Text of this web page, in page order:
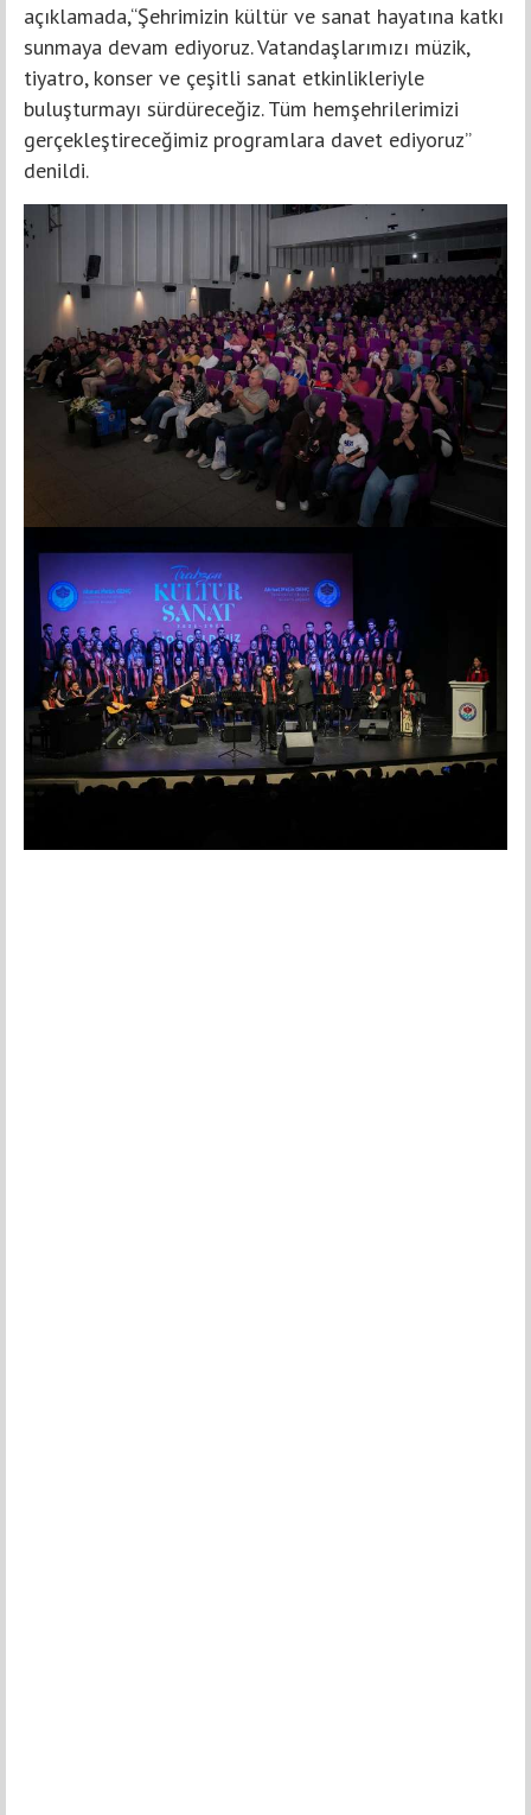
açıklamada,“Şehrimizin kültür ve sanat hayatına katkı
sunmaya devam ediyoruz. Vatandaşlarımızı müzik,
tiyatro, konser ve çeşitli sanat etkinlikleriyle
buluşturmayı sürdüreceğiz. Tüm hemşehrilerimizi
gerçekleştireceğimiz programlara davet ediyoruz”
denildi.